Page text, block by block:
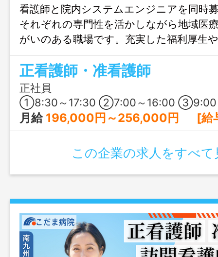
看護師と院内システムエンジニアを同時
それぞれの専門性を活かしながら地域医
がいのある職場です。充実した福利厚生
え、残業も少なく働きやすい環境が整っ
した医療法人で、長く安心してキャリア
です。
正看護師・准看護師
正社員
①8:30～17:30 ②7:00～16:00 ③9:00～18:30の間の8時間程度 ④17:00～翌9:00 ※日勤は①を基本に早出・遅出シフトあり ※④の夜勤は、月4～5回程度 ※1ヶ⽉単位の変形労働時間制 ※所定の労働日・休日・始業終業時
月給 196,000円～256,000円 [給与の内訳] 基本給：190,000円～250,000円 ベースアップ手当：6,000円
この企業の求人をすべて